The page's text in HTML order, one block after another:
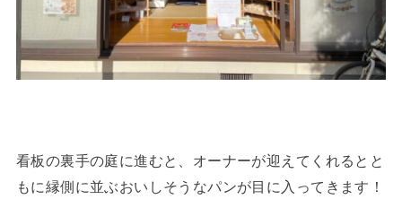
看板の裏手の庭に進むと、オーナーが迎えてくれるとと
もに縁側に並ぶおいしそうなパンが目に入ってきます！